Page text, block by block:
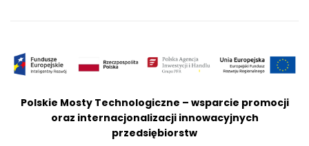
Polskie Mosty Technologiczne – wsparcie promocji
oraz internacjonalizacji innowacyjnych
przedsiębiorstw